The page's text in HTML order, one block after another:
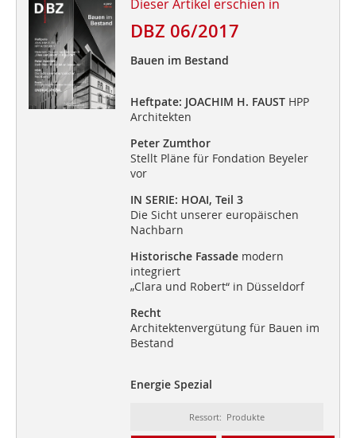
Dieser Artikel erschien in
DBZ 06/2017
Bauen im Bestand
Heftpate: JOACHIM H. FAUST HPP
Architekten
Peter Zumthor
Stellt Pläne für Fondation Beyeler
vor
IN SERIE: HOAI, Teil 3
Die Sicht unserer europäischen
Nachbarn
Historische Fassademodern
integriert
„Clara und Robert“ in Düsseldorf
Recht
Architektenvergütung für Bauen im
Bestand
Energie Spezial
Ressort: Produkte